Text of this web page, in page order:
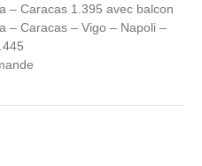
– Caracas 1.395 avec balcon
– Caracas – Vigo – Napoli –